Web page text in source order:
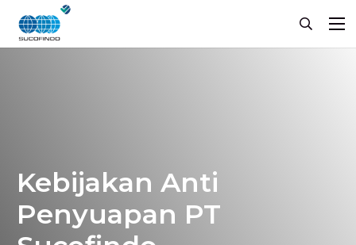
Kebijakan Anti
Penyuapan PT